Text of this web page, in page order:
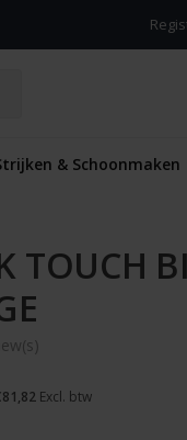
& Schoonmaken
TOUCH
Excl. btw